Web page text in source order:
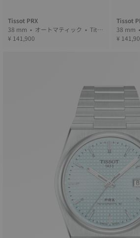
Tissot PRX
38 mm • オートマティック • Tita
nium
¥ 141,900
Tissot
38 mm • オートマティック • Tita
nium
¥